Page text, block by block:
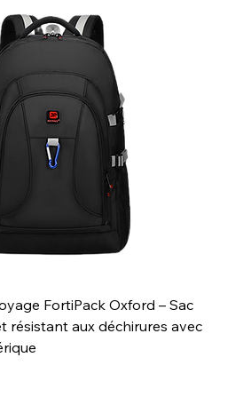
FortiPack Oxford – Sac
résistant aux déchirures avec